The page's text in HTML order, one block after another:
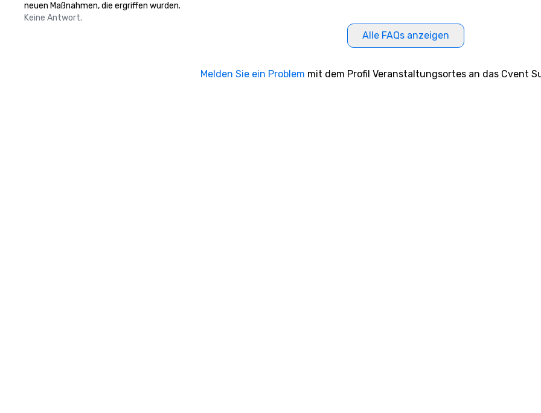
neuen Maßnahmen, die ergriffen wurden.
Keine Antwort.
Alle FAQs anzeigen
Melden Sie ein Problem mit dem Profil Veranstaltungsortes an das Cvent